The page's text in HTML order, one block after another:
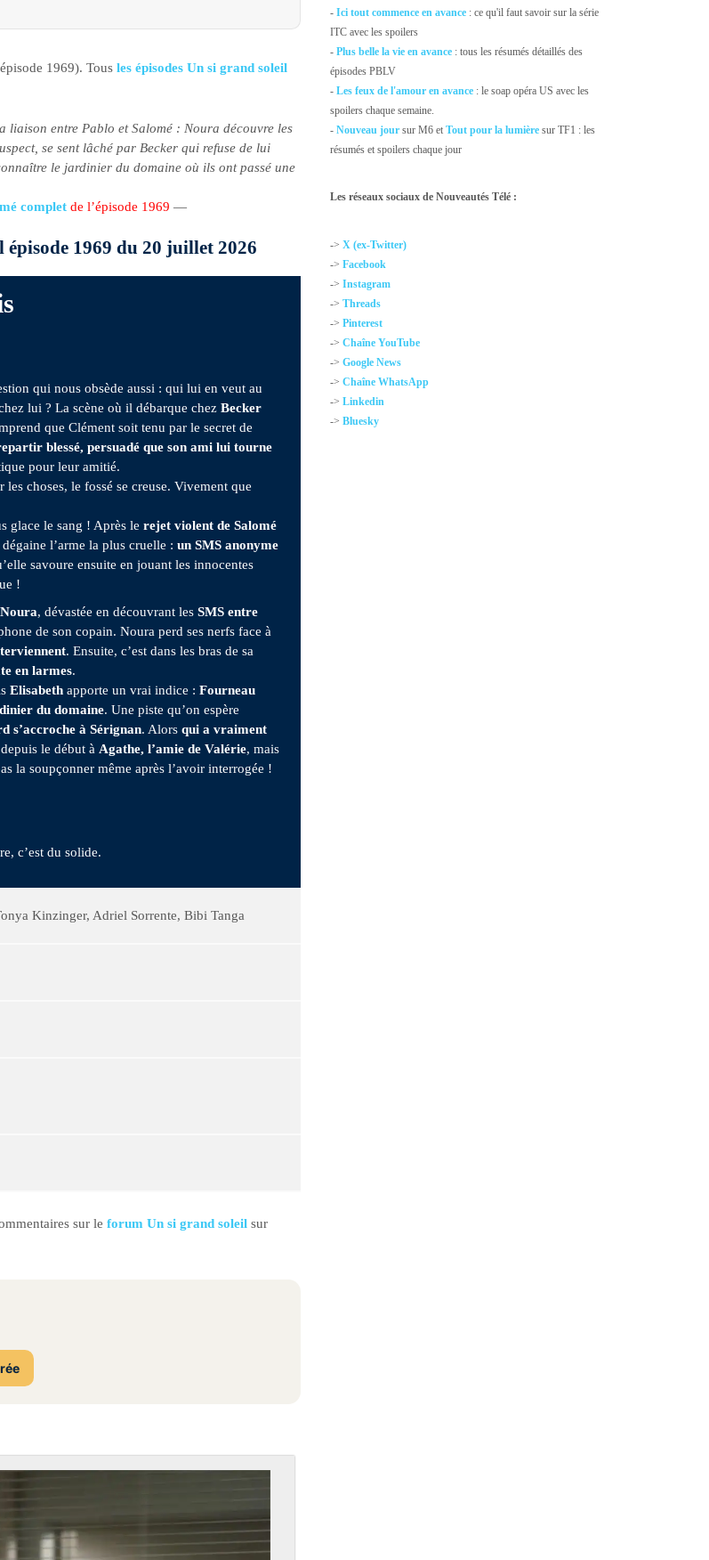
1969). Tous les épisodes Un si grand soleil
liaison entre Pablo et Salomé : Noura découvre les
se sent lâché par Becker qui refuse de lui
le jardinier du domaine où ils ont passé une
complet de l’épisode 1969 —
1969 du 20 juillet 2026
qui nous obsède aussi : qui lui en veut au
lui ? La scène où il débarque chezBecker
que Clément soit tenu par le secret de
blessé, persuadé que son ami lui tourne
pour leur amitié.
les choses, le fossé se creuse. Vivement que
glace le sang ! Après lerejet violent de Salomé
l’arme la plus cruelle :un SMS anonyme
savoure ensuite en jouant les innocentes
!
Noura, dévastée en découvrant lesSMS entre
de son copain. Noura perd ses nerfs face à
. Ensuite, c’est dans les bras de sa
en larmes.
Elisabeth apporte un vrai indice :Fourneau
du domaine. Une piste qu’on espère
s’accroche à Sérignan. Alorsqui a vraiment
le début à Agathe, l’amie de Valérie, mais
la soupçonner même après l’avoir interrogée !
c’est du solide.
Kinzinger, Adriel Sorrente, Bibi Tanga
sur le forum Un si grand soleil sur
-Ici tout commence en avance : ce qu'il faut savoir sur la série
ITC avec les spoilers
- Plus belle la vie en avance : tous les résumés détaillés des
épisodes PBLV
-Les feux de l'amour en avance : le soap opéra US avec les
spoilers chaque semaine.
-Nouveau jour sur M6 etTout pour la lumière sur TF1 : les
résumés et spoilers chaque jour
Les réseaux sociaux de Nouveautés Télé :
->X (ex-Twitter)
->Facebook
->Instagram
->Threads
->Pinterest
->Chaîne YouTube
->Google News
->Chaîne WhatsApp
->Linkedin
->Bluesky